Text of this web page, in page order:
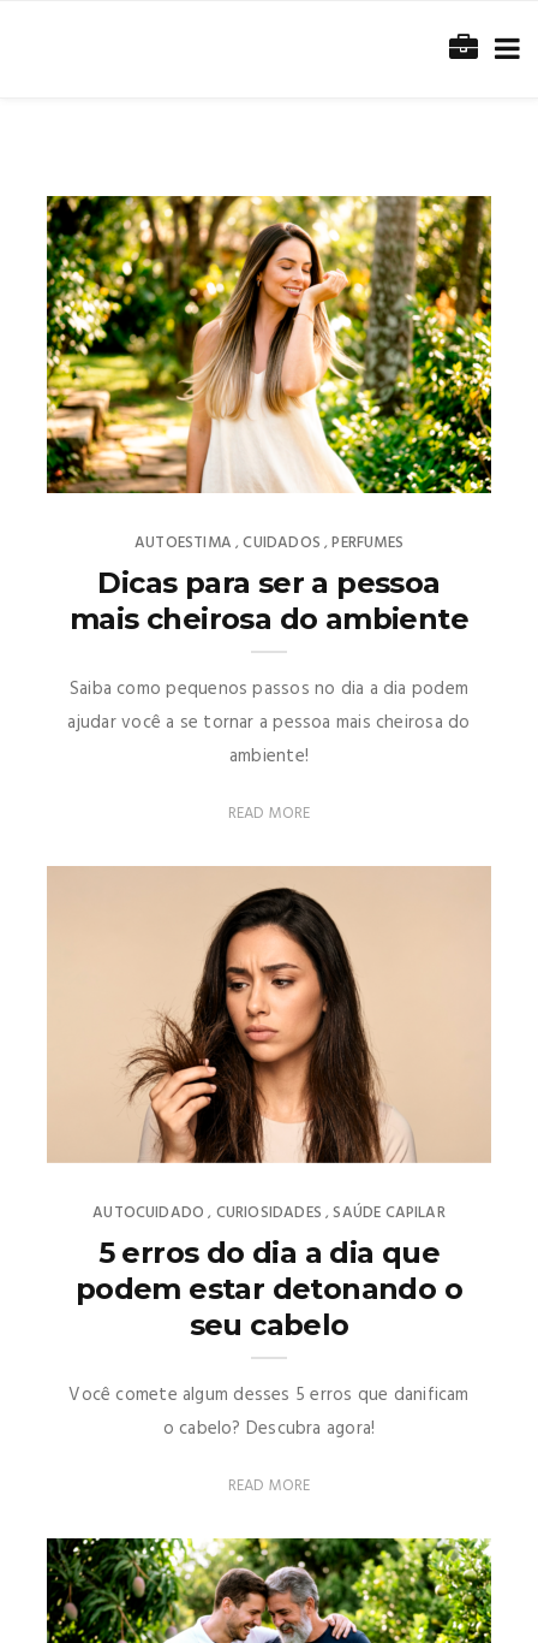
AUTOESTIMA ,CUIDADOS ,PERFUMES
Dicas para ser a pessoa
mais cheirosa do ambiente
Saiba como pequenos passos no dia a dia podem
ajudar você a se tornar a pessoa mais cheirosa do
ambiente!
READ MORE
AUTOCUIDADO , CURIOSIDADES ,SAÚDE CAPILAR
5 erros do dia a dia que
podem estar detonando o
seu cabelo
Você comete algum desses 5 erros que danificam
o cabelo? Descubra agora!
READ MORE